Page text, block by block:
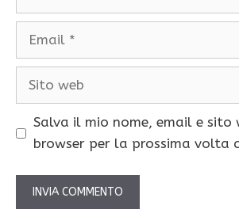
Email
Sito
Salva il mio nome, email e sito
browser per la prossima volta